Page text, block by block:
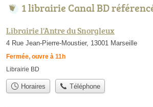
1 librairie Canal BD
Librairie l'Antre du Snorgleux
4 Rue Jean-Pierre-Moustier, 13001 Marseille
Fermée, ouvre à 11h
Librairie BD
Horaires Téléphone